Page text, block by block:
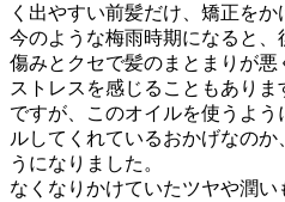
く出やすい前髪だけ、矯正を
今のような梅雨時期になると、
傷みとクセで髪のまとまりが
ストレスを感じることもありま
ですが、このオイルを使うよ
ルしてくれているおかげなの
うになりました。
なくなりかけていたツヤや潤